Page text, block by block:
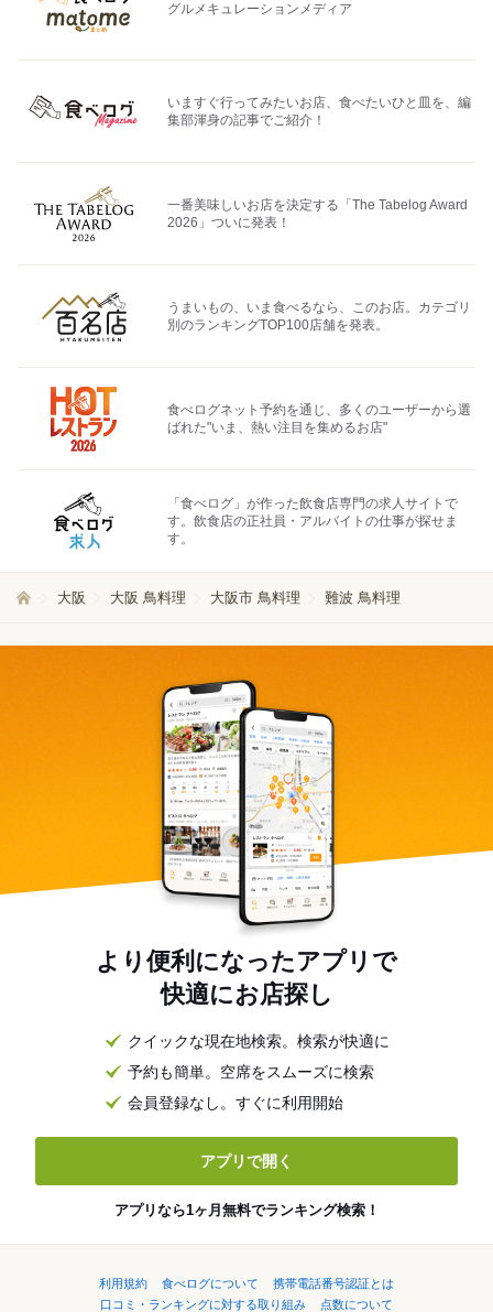
グルメキュレーションメディア
いますぐ行ってみたいお店、食べたいひと皿を、編
集部渾身の記事でご紹介！
一番美味しいお店を決定する「The Tabelog Award
2026」ついに発表！
うまいもの、いま食べるなら、このお店。カテゴリ
別のランキングTOP100店舗を発表。
食べログネット予約を通じ、多くのユーザーから選
ばれた"いま、熱い注目を集めるお店"
「食べログ」が作った飲食店専門の求人サイトで
す。飲食店の正社員・アルバイトの仕事が探せま
す。
大阪 大阪 鳥料理 大阪市 鳥料理 難波 鳥料理
より便利になったアプリで
快適にお店探し
クイックな現在地検索。検索が快適に
予約も簡単。空席をスムーズに検索
会員登録なし。すぐに利用開始
アプリで開く
アプリなら1ヶ月無料でランキング検索！
利用規約 食べログについて
携帯電話番号認証とは
口コミ・ランキングに対する取り組み
点数について